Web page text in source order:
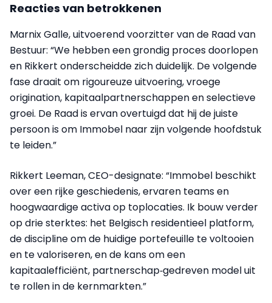
Reacties van betrokkenen
Marnix Galle, uitvoerend voorzitter van de Raad van
Bestuur: “We hebben een grondig proces doorlopen
en Rikkert onderscheidde zich duidelijk. De volgende
fase draait om rigoureuze uitvoering, vroege
origination, kapitaalpartnerschappen en selectieve
groei. De Raad is ervan overtuigd dat hij de juiste
persoon is om Immobel naar zijn volgende hoofdstuk
te leiden.”
Rikkert Leeman, CEO-designate: “Immobel beschikt
over een rijke geschiedenis, ervaren teams en
hoogwaardige activa op toplocaties. Ik bouw verder
op drie sterktes: het Belgisch residentieel platform,
de discipline om de huidige portefeuille te voltooien
en te valoriseren, en de kans om een
kapitaalefficiënt, partnerschap‑gedreven model uit
te rollen in de kernmarkten.”